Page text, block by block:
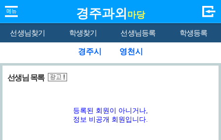
경주과외 마당
선생님찾기 학생찾기 선생님등록 학생등록
경주시 영천시
선생님 목록
등록된 회원이 아니거나,
정보 비공개 회원입니다.